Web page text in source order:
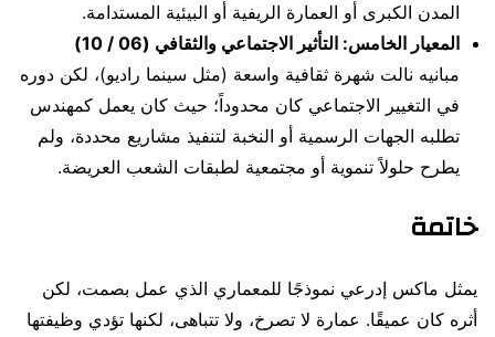
المدن الكبرى أو العمارة الريفية أو البيئية المستدامة.
المعيار الخامس: التأثير الاجتماعي والثقافي (06 / 10)
مبانيه نالت شهرة ثقافية واسعة (مثل سينما راديو)، لكن دوره
في التغيير الاجتماعي كان محدوداً؛ حيث كان يعمل كمهندس
تطلبه الجهات الرسمية أو النخبة لتنفيذ مشاريع محددة، ولم
يطرح حلولاً تنموية أو مجتمعية لطبقات الشعب العريضة.
خاتمة
يمثل ماكس إدرعي نموذجًا للمعماري الذي عمل بصمت، لكن
أثره كان عميقًا. عمارة لا تصرخ، ولا تتباهى، لكنها تؤدي وظيفتها